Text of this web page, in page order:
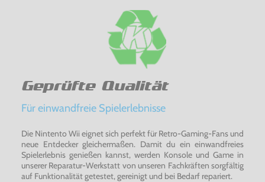
Geprüfte Qualität
Für einwandfreie Spielerlebnisse
Die Nintento Wii eignet sich perfekt für Retro-Gaming-Fans und
neue Entdecker gleichermaßen. Damit du ein einwandfreies
Spielerlebnis genießen kannst, werden Konsole und Game in
unserer Reparatur-Werkstatt von unseren Fachkräften sorgfältig
auf Funktionalität getestet, gereinigt und bei Bedarf repariert.